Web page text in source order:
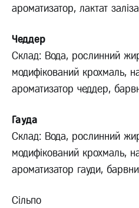
ароматизатор, лактат
Чеддер
Склад: Вода, рослинний
модифікований крохмаль,
ароматизатор чеддер,
Гауда
Склад: Вода, рослинний
модифікований крохмаль,
ароматизатор гауди,
Сільпо